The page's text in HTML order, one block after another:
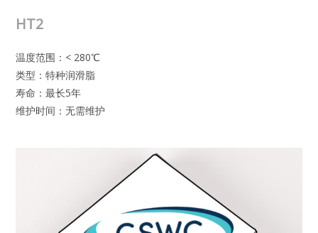
HT2
温度范围：< 280℃
类型：特种润滑脂
寿命：最长5年
维护时间：无需维护